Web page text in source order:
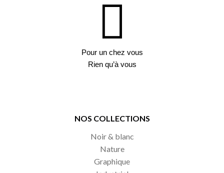
Pour un chez vous
Rien qu’à vous
NOS COLLECTIONS
Noir & blanc
Nature
Graphique